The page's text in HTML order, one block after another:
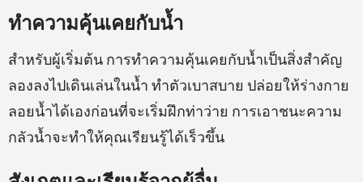
ทำความคุ้นเคยกับน้ำ
สำหรับผู้เริ่มต้น การทำความคุ้นเคยกับน้ำเป็นสิ่งสำคัญ
ลองลงไปเดินเล่นในน้ำ ทำตัวเบาสบาย ปล่อยให้ร่างกาย
ลอยน้ำได้เองก่อนที่จะเริ่มฝึกท่าว่าย การเอาชนะความ
กลัวน้ำจะทำให้คุณเรียนรู้ได้เร็วขึ้น